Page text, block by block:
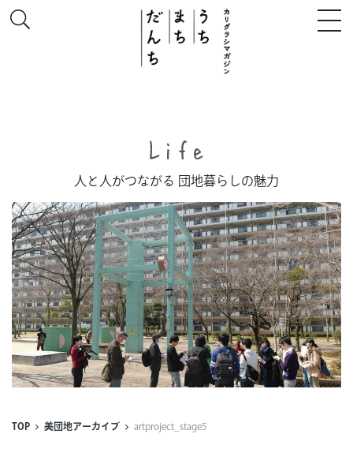
このサイトについて
# うち
# まち
# だんち
ちず
特集
連載
人と人がつながる 団地暮らしの魅力
TOP 美団地アーカイブ artproject_stage5